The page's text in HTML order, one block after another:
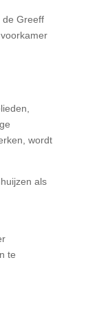
de Greeff
wordt
als
te